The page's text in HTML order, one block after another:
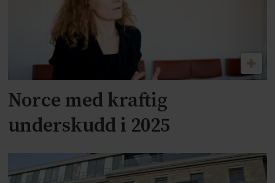
Norce med kraftig
underskudd i 2025